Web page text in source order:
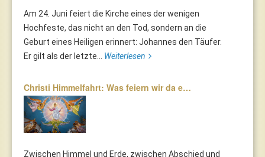
Am 24. Juni feiert die Kirche eines der wenigen
Hochfeste, das nicht an den Tod, sondern an die
Geburt eines Heiligen erinnert: Johannes den Täufer.
Er gilt als der letzte... Weiterlesen
Christi Himmelfahrt: Was feiern wir da e…
Zwischen Himmel und Erde, zwischen Abschied und